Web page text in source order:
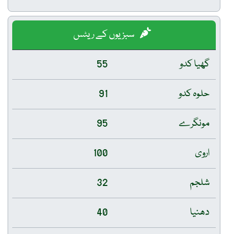
سبزیوں کے ریٹس
گھیا کدو
55
حلوہ کدو
91
مونگرے
95
اروی
100
شلجم
32
دھنیا
40